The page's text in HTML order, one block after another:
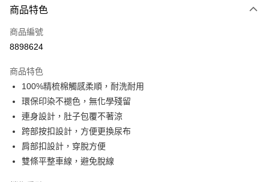
1.本服務由台灣大哥大提供，台灣大哥大用戶可立即使用無須另外申請。
流程，驗證手機門號後，選擇欲分期的期數、繳款截止日，確認付款後即完
3.實際核准額度、可分期數及費用金額請依後續交易確認頁面所載為準。
消。如遇「轉專審核」未通過狀況，表示未達大哥付你分期系統評分，恕無
法說明評估內容。
【繳款方式說明】
1.分期款項不併入電信帳單，「大哥付你分期」於每月結算日後寄送繳費提
醒簡訊。
2.透過簡訊連結打開帳單後，可選擇「超商條碼／台灣大直營門市／銀行轉
【注意事項】
AFTEE先享後付
【關於「AFTEE先享後付」】
AFTEE先享後付是「在收到商品之後才付款」的支付方式。 讓您購物簡單
１．簡單：不需註冊會員、不需綁卡、不需儲值。
３．安心：先確認商品／服務後，再付款。
【「AFTEE先享後付」結帳流程】
１．於結帳方式選擇「AFTEE先享後付」後，將跳轉至「AFTEE先享後付」
結帳頁面，進行簡訊認證並確認金額後，即可完成結帳。
２．訂單成立數日內，您將收到繳費通知簡訊。
ATM／網路銀行／等多元方式進行付款，方視為交易完成。
ATM付款
運送方式
全家取貨付款
付款後全家取貨
每筆NT$60，滿NT$1,000(含以上)免運費
商品特色
商品編號
8898624
商品特色
100%精梳棉觸感柔順，耐洗耐用
環保印染不褪色，無化學殘留
連身設計，肚子包覆不著涼
跨部按扣設計，方便更換尿布
肩部扣設計，穿脫方便
雙條平整車線，避免脫線